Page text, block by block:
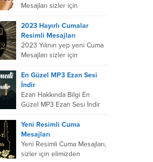
Mesajları sizler için
sitemizde yayında. Sosyal
ağlarda ve mesajlaşma
platformlarında
sevdiklerinize
gönderebileceğiniz harika
“Cumanız Mübarek...
2023 Hayırlı Cumalar
Resimli Mesajları
2023 Yılının yep yeni Cuma
Mesajları sizler için
sitemizde yayında. Sosyal
ağlarda ve mesajlaşma
platformlarında
sevdiklerinize
gönderebileceğiniz harika
“Cumanız Mübarek Olsun...
En Güzel MP3 Ezan Sesi
İndir
Ezan Hakkında Bilgi En
Güzel MP3 Ezan Sesi İndir
konusunda, Ezan namaz
vakitlerini bildirmek,
Müslümanları namaza davet
etmek (çağırmak) için...
Yeni Resimli Cuma
Mesajları
Yeni Resimli Cuma Mesajları,
sizler için elimizden